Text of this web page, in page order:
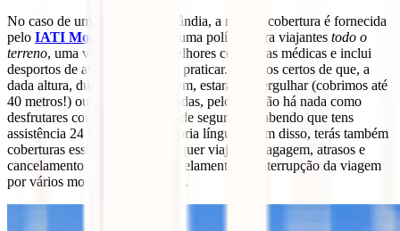
No caso de uma viagem à Tailândia, a melhor cobertura é fornecida
pelo IATI Mochileiro . Esta é uma política para viajantes todo o
terreno, uma vez que em as melhores coberturas médicas e inclui
desportos de aventura que vais praticar. Estamos certos de que, a
dada altura, durante a tua viagem, estarás a mergulhar (cobrimos até
40 metros!) ou a fazer caminhadas, pelo que não há nada como
desfrutares com uma sensação de segurança sabendo que tens
assistência 24 horas na tua própria língua. Além disso, terás também
coberturas essenciais para qualquer viajante: bagagem, atrasos e
cancelamentos de voos ou cancelamento ou interrupção da viagem
por vários motivos, entre outros.